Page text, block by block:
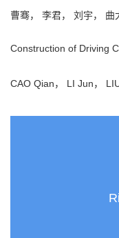
曹骞， 李君， 刘宇，
Construction of Driving
CAO Qian， LI Jun，